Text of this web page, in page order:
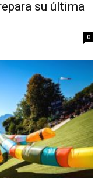
su última
0